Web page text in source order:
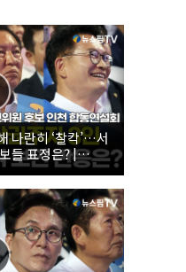
나란히 ‘찰칵’…서
들 표정은? |
대표·최고위원 후